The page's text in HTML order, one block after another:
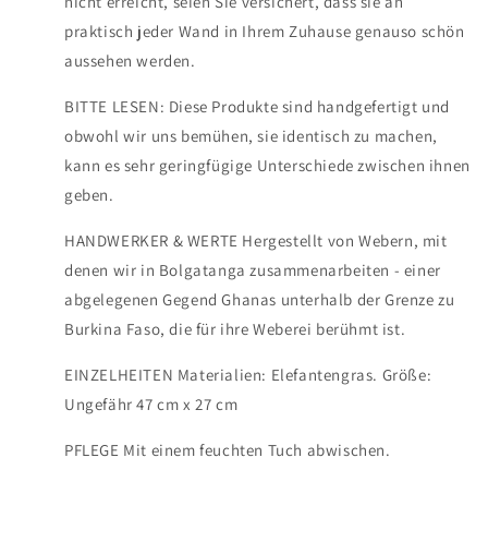
praktisch jeder Wand in Ihrem Zuhause genauso schön
aussehen werden.
BITTE LESEN: Diese Produkte sind handgefertigt und
obwohl wir uns bemühen, sie identisch zu machen,
kann es sehr geringfügige Unterschiede zwischen ihnen
geben.
HANDWERKER & WERTE Hergestellt von Webern, mit
denen wir in Bolgatanga zusammenarbeiten - einer
abgelegenen Gegend Ghanas unterhalb der Grenze zu
Burkina Faso, die für ihre Weberei berühmt ist.
EINZELHEITEN Materialien: Elefantengras. Größe:
Ungefähr 47 cm x 27 cm
PFLEGE Mit einem feuchten Tuch abwischen.